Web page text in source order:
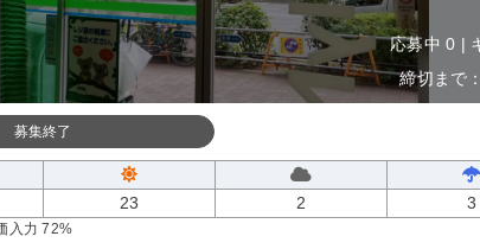
応募中 0 |
締切まで
募集終了
23 2 3
入力 72%